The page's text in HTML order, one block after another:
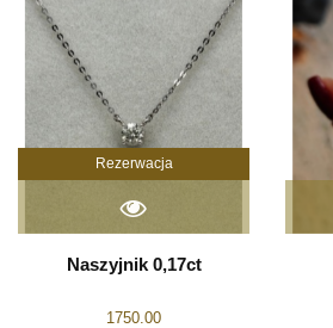
Rezerwacja
Naszyjnik 0,17ct
1750.00